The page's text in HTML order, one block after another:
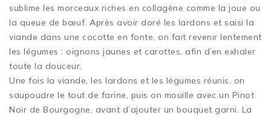
sublime les morceaux riches en collagène comme la joue ou
la queue de bœuf. Après avoir doré les lardons et saisi la
viande dans une cocotte en fonte, on fait revenir lentement
les légumes : oignons jaunes et carottes, afin d’en exhaler
toute la douceur.
Une fois la viande, les lardons et les légumes réunis, on
saupoudre le tout de farine, puis on mouille avec un Pinot
Noir de Bourgogne, avant d’ajouter un bouquet garni. La